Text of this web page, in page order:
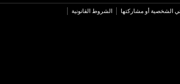
الشخصية أو مشاركتها الشروط القانونية